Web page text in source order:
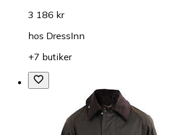
3 186 kr
hos DressInn
+7 butiker